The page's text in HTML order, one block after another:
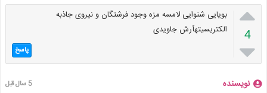

4

بویایی شنوایی لامسه مزه وجود فرشتگان و نیروی جاذبه
الکتریسیتهآرش جاویدی
پاسخ
نویسنده 5 سال قبل